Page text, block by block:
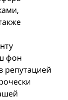
фон
репутацией